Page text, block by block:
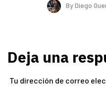
ByDiego
Deja una
Tu dirección de correo